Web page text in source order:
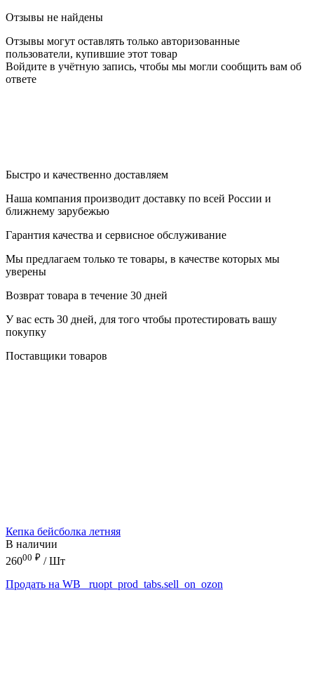
Отзывы не найдены
Отзывы могут оставлять только авторизованные
пользователи, купившие этот товар
Войдите в учётную запись, чтобы мы могли сообщить вам об
ответе
Быстро и качественно доставляем
Наша компания производит доставку по всей России и
ближнему зарубежью
Гарантия качества и сервисное обслуживание
Мы предлагаем только те товары, в качестве которых мы
уверены
Возврат товара в течение 30 дней
У вас есть 30 дней, для того чтобы протестировать вашу
покупку
Поставщики товаров
Кепка бейсболка летняя
В наличии
26000 ₽ / Шт
Продать на WB
_ruopt_prod_tabs.sell_on_ozon